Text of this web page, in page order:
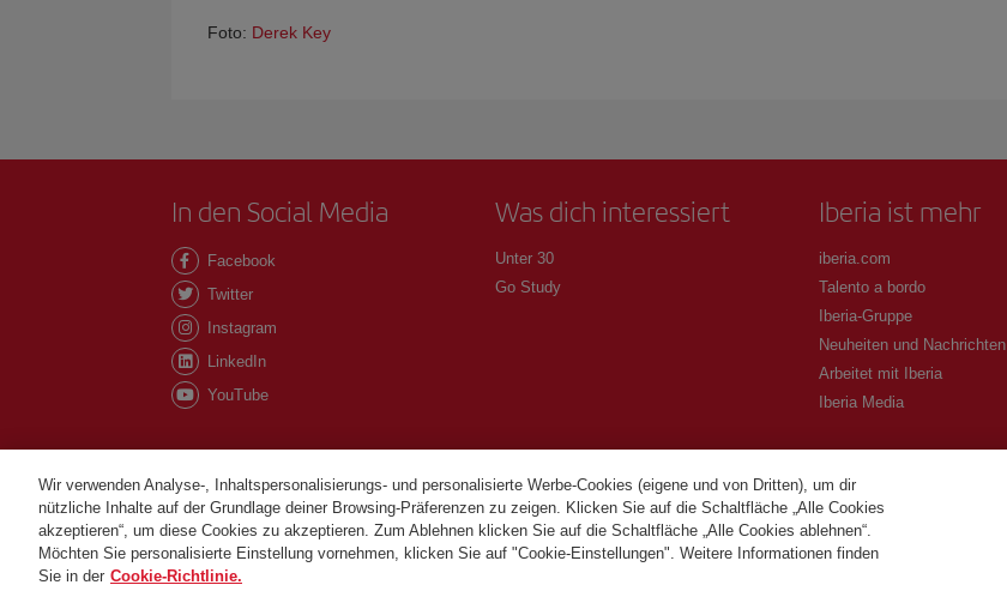
Foto: Derek Key
In den Social Media
Facebook
Twitter
Instagram
LinkedIn
YouTube
Was dich interessiert
Unter 30
Go Study
Iberia ist mehr
iberia.com
Talento a bordo
Iberia-Gruppe
Neuheiten und Nachrichten
Arbeitet mit Iberia
Iberia Media
©Iberia Joven 2026. Alle Rechte vorbehalten.
Wir verwenden Analyse-, Inhaltspersonalisierungs- und personalisierte Werbe-Cookies (eigene und von Dritten), um dir
nützliche Inhalte auf der Grundlage deiner Browsing-Präferenzen zu zeigen. Klicken Sie auf die Schaltfläche „Alle Cookies
akzeptieren“, um diese Cookies zu akzeptieren. Zum Ablehnen klicken Sie auf die Schaltfläche „Alle Cookies ablehnen“.
Möchten Sie personalisierte Einstellung vornehmen, klicken Sie auf "Cookie-Einstellungen". Weitere Informationen finden
Sie in der Cookie-Richtlinie.